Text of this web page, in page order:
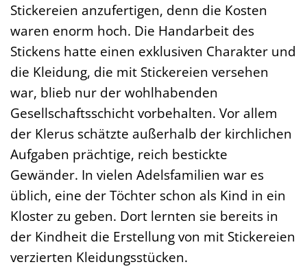
Stickereien anzufertigen, denn die Kosten
waren enorm hoch. Die Handarbeit des
Stickens hatte einen exklusiven Charakter und
die Kleidung, die mit Stickereien versehen
war, blieb nur der wohlhabenden
Gesellschaftsschicht vorbehalten. Vor allem
der Klerus schätzte außerhalb der kirchlichen
Aufgaben prächtige, reich bestickte
Gewänder. In vielen Adelsfamilien war es
üblich, eine der Töchter schon als Kind in ein
Kloster zu geben. Dort lernten sie bereits in
der Kindheit die Erstellung von mit Stickereien
verzierten Kleidungsstücken.